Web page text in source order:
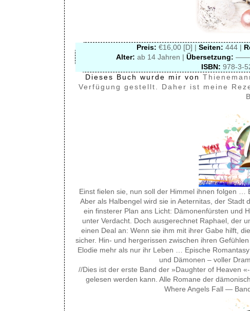
Preis: €16,00 [D] | Seiten: 444 |
Alter: ab 14 Jahren | Übersetzung: ——
ISBN: 978-3-
Dieses Buch wurde mir von
Verfügung gestellt. Daher ist meine
Einst fielen sie, nun soll der Himmel ihnen folgen …
Aber als Halbengel wird sie in Aeternitas, der
ein finsterer Plan ans Licht: Dämonenfürsten und
unter Verdacht. Doch ausgerechnet Raphael, der
einen Deal an: Wenn sie ihm mit ihrer Gabe hilft,
sicher. Hin- und hergerissen zwischen ihren
Elodie mehr als nur ihr Leben … Epische
und Dämonen – voller
//Dies ist der erste Band der »Daughter of Heaven
gelesen werden kann. Alle Romane der
Where Angels Fall —